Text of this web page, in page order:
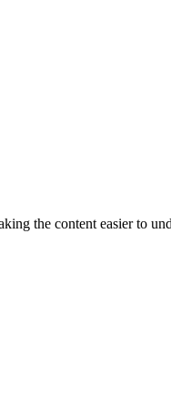
the content easier to